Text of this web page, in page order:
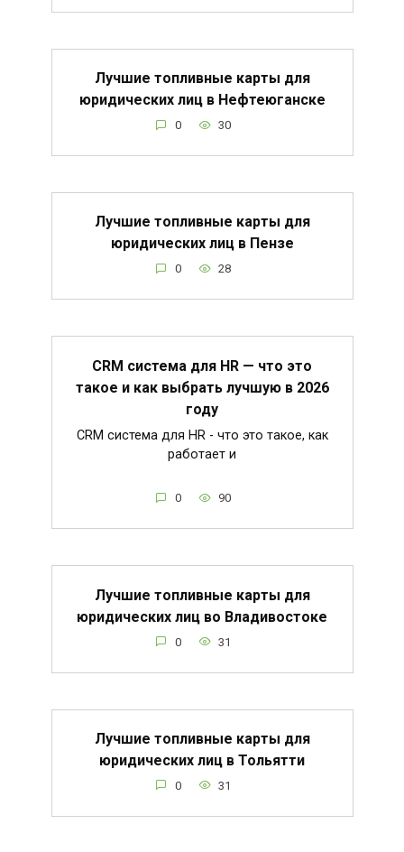
Лучшие топливные карты для
юридических лиц в Нефтеюганске
0 30
Лучшие топливные карты для
юридических лиц в Пензе
0 28
CRM система для HR — что это
такое и как выбрать лучшую в 2026
году
CRM система для HR - что это такое, как
работает и
0 90
Лучшие топливные карты для
юридических лиц во Владивостоке
0 31
Лучшие топливные карты для
юридических лиц в Тольятти
0 31